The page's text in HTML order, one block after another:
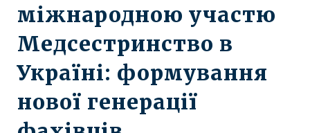
міжнародною участю
Медсестринство в
Україні: формування
нової генерації